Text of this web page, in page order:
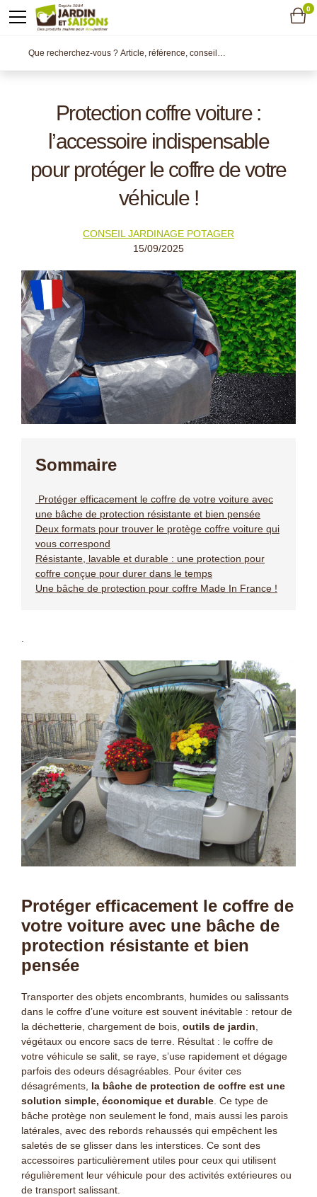
Protection coffre voiture :
l’accessoire indispensable
pour protéger le coffre de votre
véhicule !
CONSEIL JARDINAGE POTAGER
15/09/2025
Sommaire
Protéger efficacement le coffre de votre voiture avec
une bâche de protection résistante et bien pensée
Deux formats pour trouver le protège coffre voiture qui
vous correspond
Résistante, lavable et durable : une protection pour
coffre conçue pour durer dans le temps
Une bâche de protection pour coffre Made In France !
.
Protéger efficacement le coffre de
votre voiture avec une bâche de
protection résistante et bien
pensée
Transporter des objets encombrants, humides ou salissants
dans le coffre d’une voiture est souvent inévitable : retour de
la déchetterie, chargement de bois, outils de jardin,
végétaux ou encore sacs de terre. Résultat : le coffre de
votre véhicule se salit, se raye, s’use rapidement et dégage
parfois des odeurs désagréables. Pour éviter ces
désagréments, la bâche de protection de coffre est une
solution simple, économique et durable. Ce type de
bâche protège non seulement le fond, mais aussi les parois
latérales, avec des rebords rehaussés qui empêchent les
saletés de se glisser dans les interstices. Ce sont des
accessoires particulièrement utiles pour ceux qui utilisent
régulièrement leur véhicule pour des activités extérieures ou
de transport salissant.
0